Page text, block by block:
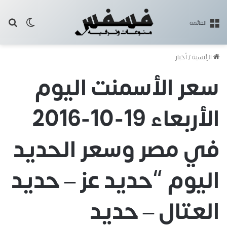
القائمة
الرئيسية/أخبار
سعر الأسمنت اليوم
الأربعاء 19-10-2016
في مصر وسعر الحديد
اليوم “حديد عز – حديد
العتال – حديد